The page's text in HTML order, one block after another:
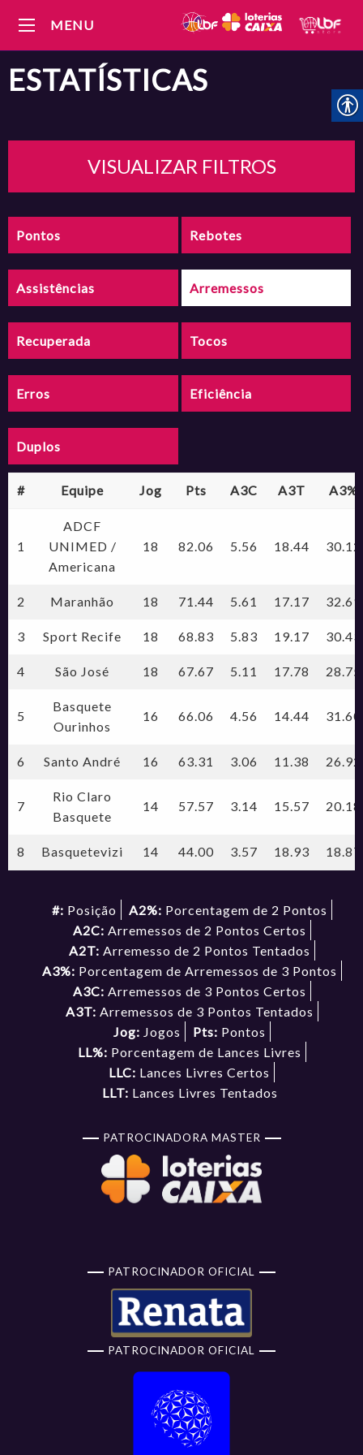
MENU
ESTATÍSTICAS
VISUALIZAR FILTROS
Pontos Rebotes
Assistências Arremessos
Recuperada Tocos
Erros Eficiência
Duplos
# Equipe Jog Pts A3C A3T A3%
1
ADCF
UNIMED /
Americana
18 82.06 5.56 18.44 30.12
2 Maranhão 18 71.44 5.61 17.17 32.69
3 Sport Recife 18 68.83 5.83 19.17 30.43
4 São José 18 67.67 5.11 17.78 28.75
5
Basquete
Ourinhos
16 66.06 4.56 14.44 31.60
6 Santo André 16 63.31 3.06 11.38 26.92
7
Rio Claro
Basquete
14 57.57 3.14 15.57 20.18
8 Basquetevizi 14 44.00 3.57 18.93 18.87
#: Posição A2%: Porcentagem de 2 Pontos
A2C: Arremessos de 2 Pontos Certos
A2T: Arremesso de 2 Pontos Tentados
A3%: Porcentagem de Arremessos de 3 Pontos
A3C: Arremessos de 3 Pontos Certos
A3T: Arremessos de 3 Pontos Tentados
Jog: Jogos Pts: Pontos
LL%: Porcentagem de Lances Livres
LLC: Lances Livres Certos
LLT: Lances Livres Tentados
PATROCINADORA MASTER
PATROCINADOR OFICIAL
PATROCINADOR OFICIAL